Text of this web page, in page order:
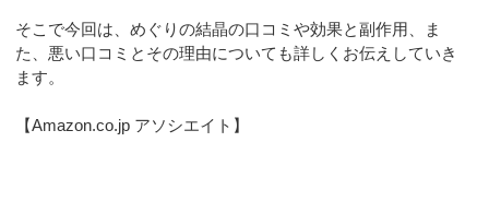
そこで今回は、めぐりの結晶の口コミや効果と副作用、ま
た、悪い口コミとその理由についても詳しくお伝えしていき
ます。
【Amazon.co.jp アソシエイト】